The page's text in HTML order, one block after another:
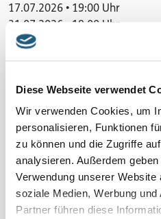
Diese Webseite verwendet
Wir verwenden Cookies, um
personalisieren, Funktionen
zu können und die Zugriffe
analysieren. Außerdem
Verwendung unserer
soziale Medien, Werbung
Partner führen diese
17.07.2026 • 19:00 Uhr
31.07.2026 • 19:00 Uhr
Veranstaltung verpasst?
und vereinbaren Sie Ihr
Familie, Freundinnen und
direkt mit den
Details
1,5 h | 2 km | Skg: leicht |
weitere Termine online